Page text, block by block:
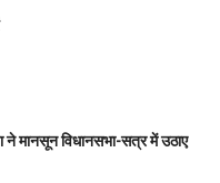
मानसून विधानसभा-सत्र में उठाए